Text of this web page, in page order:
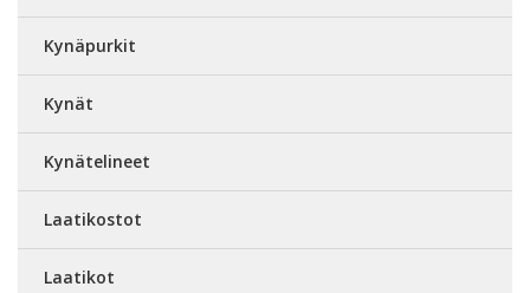
Kynäpurkit
Kynät
Kynätelineet
Laatikostot
Laatikot